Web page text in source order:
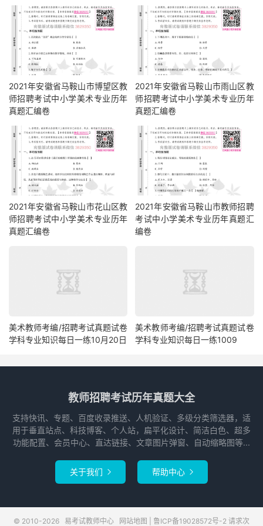
2021年安徽省马鞍山市博望区教
师招聘考试中小学美术专业历年
真题汇编卷
2021年安徽省马鞍山市雨山区教
师招聘考试中小学美术专业历年
真题汇编卷
2021年安徽省马鞍山市花山区教
师招聘考试中小学美术专业历年
真题汇编卷
2021年安徽省马鞍山市教师招聘
考试中小学美术专业历年真题汇
编卷
美术教师考编/招聘考试真题试卷
学科专业知识每日一练10月20日
美术教师考编/招聘考试真题试卷
学科专业知识每日一练1009
教师招聘考试历年真题大全
支持快讯、专题、百度收录推送、人机验证、多级分类筛选器，适
用于垂直站点、科技博客、个人站，扁平化设计、简洁白色、超多
功能配置、会员中心、直达链接、文章图片弹窗、自动缩略图等...
关于我们  帮助中心 
© 2010-2026 易考试教师中心 网站地图 鲁ICP备19028572号-2 请求次